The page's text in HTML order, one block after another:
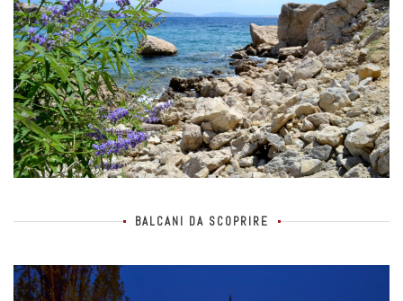
BALCANI DA SCOPRIRE